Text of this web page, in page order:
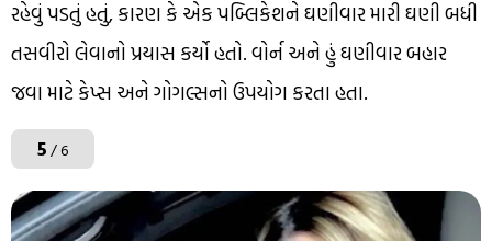
રહેવું પડતું હતું, કારણ કે એક પબ્લિકેશને ઘણીવાર મારી ઘણી બધી
તસવીરો લેવાનો પ્રયાસ કર્યો હતો. વોર્ન અને હું ઘણીવાર બહાર
જવા માટે કેપ્સ અને ગોગલ્સનો ઉપયોગ કરતા હતા.
5/ 6